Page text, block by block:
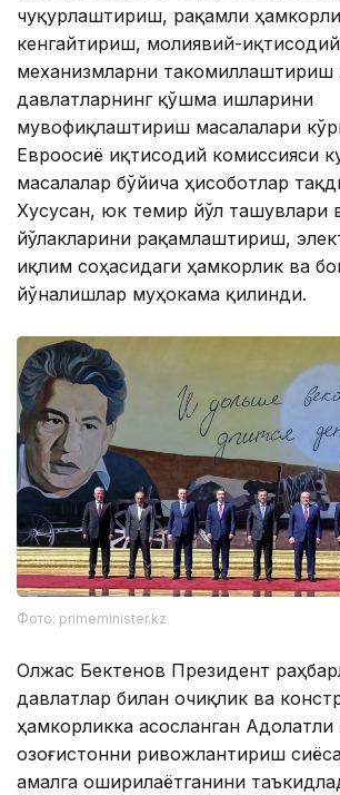
чуқурлаштириш, рақамли
кенгайтириш, молиявий-иқтисодий
механизмларни такомиллаштириш
давлатларнинг қўшма ишларини
мувофиқлаштириш масалалари
Евроосиё иқтисодий комиссияси
масалалар бўйича ҳисоботлар
Хусусан, юк темир йўл ташувлари
йўлакларини рақамлаштириш,
иқлим соҳасидаги ҳамкорлик ва
йўналишлар муҳокама қилинди.
Фото: primeminister.kz
Олжас Бектенов Президент
давлатлар билан очиқлик ва
ҳамкорликка асосланган Адолатли
Қозоғистонни ривожлантириш
амалга оширилаётганини